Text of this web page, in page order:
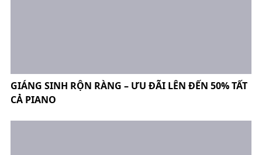
GIÁNG SINH RỘN RÀNG – ƯU ĐÃI LÊN ĐẾN 50% TẤT
CẢ PIANO